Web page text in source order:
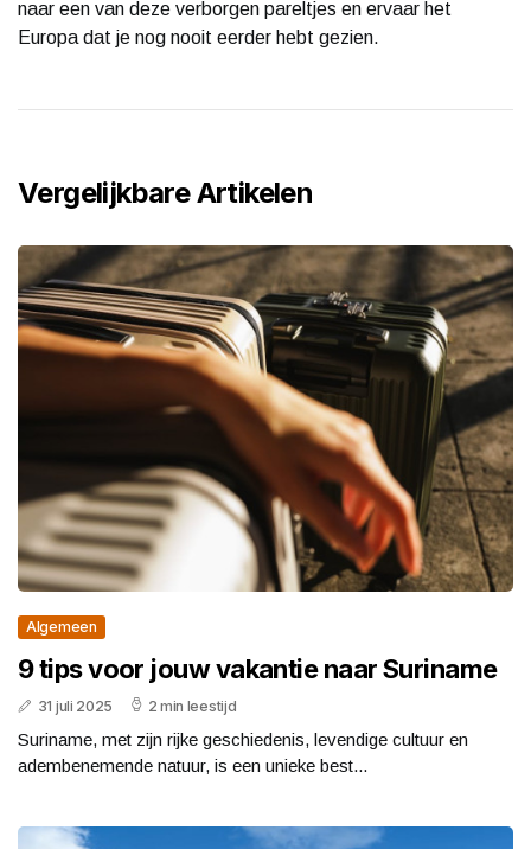
naar een van deze verborgen pareltjes en ervaar het
Europa dat je nog nooit eerder hebt gezien.
Vergelijkbare Artikelen
Algemeen
9 tips voor jouw vakantie naar Suriname
31 juli 2025 2 min leestijd
Suriname, met zijn rijke geschiedenis, levendige cultuur en
adembenemende natuur, is een unieke best...